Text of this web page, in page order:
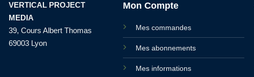
VERTICAL PROJECT
MEDIA
39, Cours Albert Thomas
69003 Lyon
Mon Compte
Mes commandes
Mes abonnements
Mes informations